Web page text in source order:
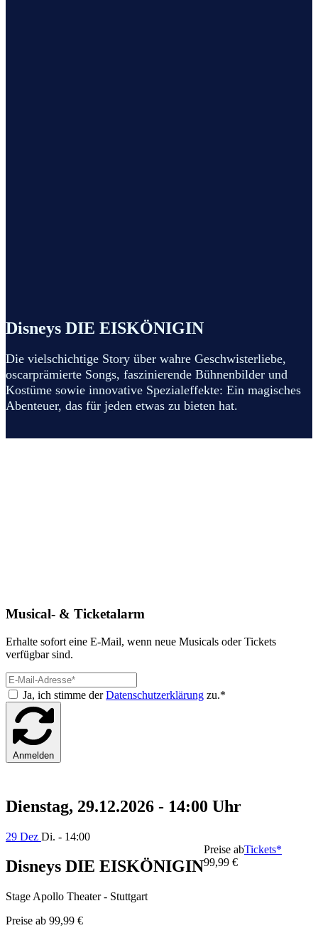
Disneys DIE EISKÖNIGIN
Die vielschichtige Story über wahre Geschwisterliebe,
oscarprämierte Songs, faszinierende Bühnenbilder und
Kostüme sowie innovative Spezialeffekte: Ein magisches
Abenteuer, das für jeden etwas zu bieten hat.
Musical- & Ticketalarm
Erhalte sofort eine E-Mail, wenn neue Musicals oder Tickets
verfügbar sind.
Ja, ich stimme derDatenschutzerklärung zu.*
Anmelden
Dienstag, 29.12.2026 - 14:00 Uhr
29 Dez Di. - 14:00
Disneys DIE EISKÖNIGIN
Stage Apollo Theater - Stuttgart
Preise ab 99,99 €
Preise ab
99,99 €
Tickets*